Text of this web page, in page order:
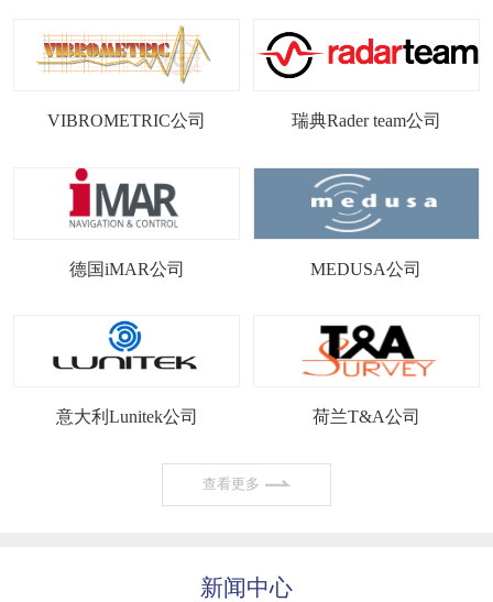
VIBROMETRIC公司 瑞典Rader team公司
德国iMAR公司 MEDUSA公司
意大利Lunitek公司 荷兰T&A公司
查看更多
新闻中心